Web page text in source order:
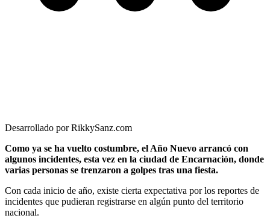
Desarrollado por RikkySanz.com
Como ya se ha vuelto costumbre, el Año Nuevo arrancó con
algunos incidentes, esta vez en la ciudad de Encarnación, donde
varias personas se trenzaron a golpes tras una fiesta.
Con cada inicio de año, existe cierta expectativa por los reportes de
incidentes que pudieran registrarse en algún punto del territorio
nacional.